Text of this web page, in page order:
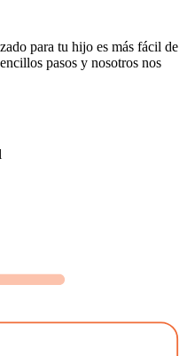
para tu hijo es más fácil de
pasos y nosotros nos